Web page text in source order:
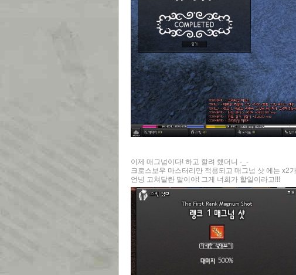
이제 매그넘이다! 하고 할려 했더니 -_-
크로스보우 마스터리만 적용되고 매그넘 샷 에는 x2
언넝 고쳐달란 말이야! 그게 너희가 할일이라고!!!